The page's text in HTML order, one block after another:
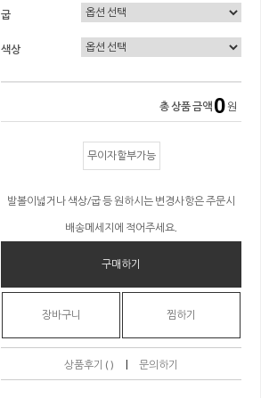
굽
색상
총 상품 금액 0 원
무이자할부가능
발볼이넓거나 색상/굽 등 원하시는 변경사항은 주문시
배송메세지에 적어주세요.
구매하기
장바구니 찜하기
상품후기 ( ) | 문의하기